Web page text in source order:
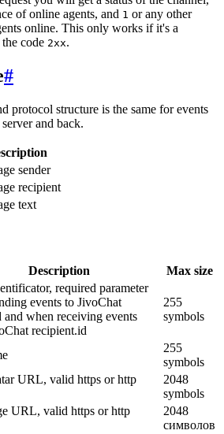
of online agents, and 1 or any other
online. This only works if it's a
code 2xx.
#
protocol structure is the same for events
and back.
sender
recipient
text
Description Max size
required parameter
events to JivoChat
and when receiving events
recipient.id
255
symbols
255
symbols
URL, valid https or http
2048
symbols
URL, valid https or http
2048
символов